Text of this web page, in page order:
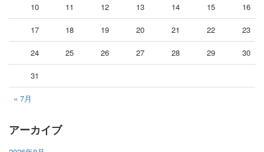
« 7月
10 11 12 13 14 15 16
17 18 19 20 21 22 23
24 25 26 27 28 29 30
31
アーカイブ